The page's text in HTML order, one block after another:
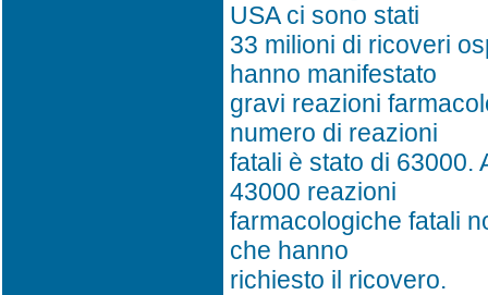
USA ci sono stati
33 milioni di ricoveri
hanno manifestato
gravi reazioni
numero di reazioni
fatali è stato di 63000.
43000 reazioni
farmacologiche fatali
che hanno
richiesto il ricovero.